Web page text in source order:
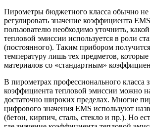
Пирометры бюджетного класса обычно не
регулировать значение коэффициента
пользователю необходимо уточнить,
тепловой эмиссии используется в роли
(постоянного). Таким прибором
температуру лишь тех предметов,
материалов со «стандартным»
В пирометрах профессионального класса
коэффициента тепловой эмиссии можно
достаточно широких пределах. Многие
цифрового значения EMS используют
(бетон, кирпич, сталь, стекло и пр.). Но